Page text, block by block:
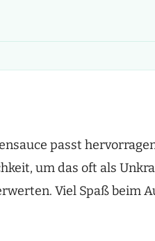
passt
um das oft als
Viel Spaß beim